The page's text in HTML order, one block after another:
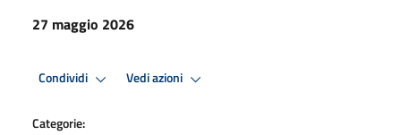
27 maggio 2026
Condividi Vedi azioni
Categorie: